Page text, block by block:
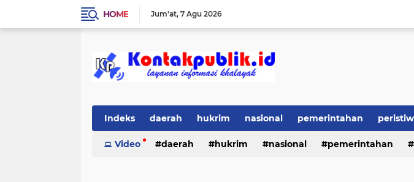
HOME Jum'at 7 Agu 2026
Indeks daerah hukrim nasional pemerintahan
Video daerah hukrim nasional pemerintahan